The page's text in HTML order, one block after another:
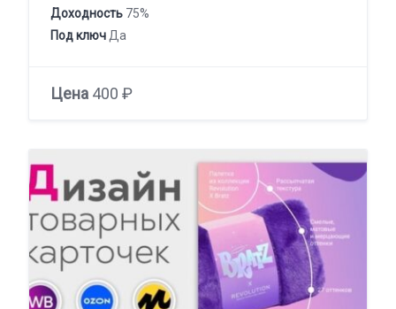
Доходность 75%
Под ключ Да
Цена 400 ₽